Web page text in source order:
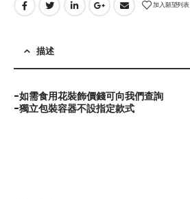
加入願望列表
描述
-如需食用花裝飾價錢可向我們查詢
-獨立包裝容器不設指定款式